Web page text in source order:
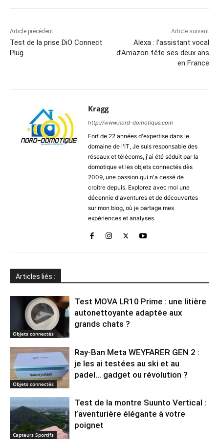
Article précédent
Test de la prise DiO Connect
Plug
Article suivant
Alexa : l’assistant vocal
d’Amazon fête ses deux ans
en France
Kragg
http://www.nord-domotique.com
Fort de 22 années d'expertise dans le
domaine de l'IT, Je suis responsable des
réseaux et télécoms, j'ai été séduit par la
domotique et les objets connectés dès
2009, une passion qui n'a cessé de
croître depuis. Explorez avec moi une
décennie d'aventures et de découvertes
sur mon blog, où je partage mes
expériences et analyses.
Articles liés :
Objets connectés
Test MOVA LR10 Prime : une litière
autonettoyante adaptée aux
grands chats ?
Objets connectés
Ray-Ban Meta WEYFARER GEN 2 :
je les ai testées au ski et au
padel… gadget ou révolution ?
Capteurs Sportifs
Test de la montre Suunto Vertical :
l’aventurière élégante à votre
poignet